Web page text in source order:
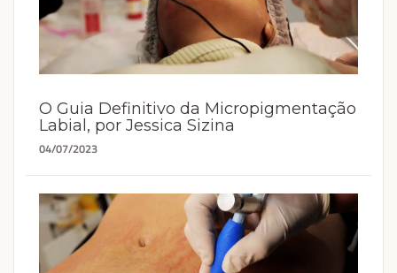
O Guia Definitivo da Micropigmentação
Labial, por Jessica Sizina
04/07/2023